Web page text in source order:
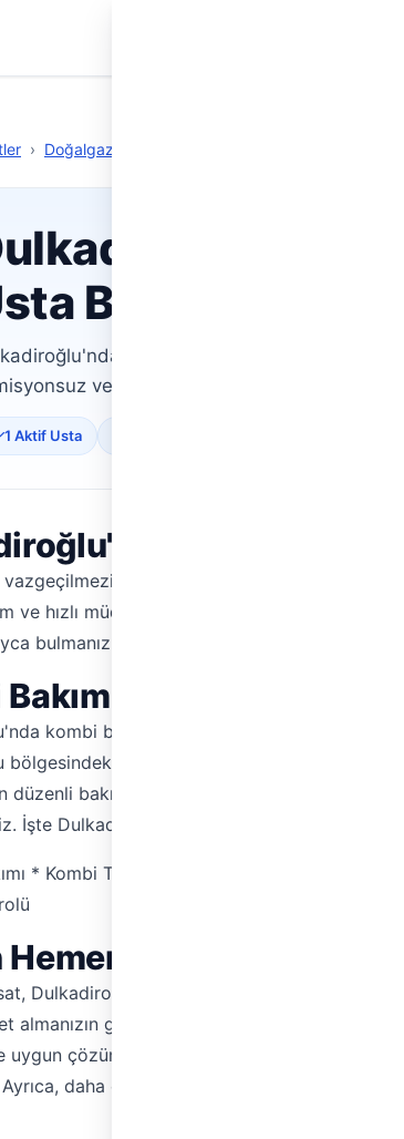
› Doğalgaz Tesisatı
Bul
kombi servisi mi
ve doğrudan ulaşın.
1 Aktif Usta
Güvenilir
vazgeçilmezi kombi, konforunuzun en önemli
ve hızlı müdahale çok önemli.
bulmanızı sağlıyor. Artık acil
Tamiri ve
kombi bakımı, kombi tamiri, petek
bölgesindeki yetkin ustalardan oluşan geniş
düzenli bakım şart. Peteklerinizde
İşte Dulkadiroğlu'nda sunduğumuz bazı
* Kombi Tamiri * Petek Temizleme *
Hemen Tesisat'ı Tercih
Dulkadiroğlu'nda kombi servisi
almanızın garantisini veriyoruz. Aracısız
uygun çözümler bulabilirsiniz. Komisyonsuz
daha önce hizmet almış